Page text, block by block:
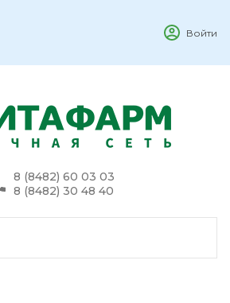
Войти
8 (8482) 60 03 03
8 (8482) 30 48 40